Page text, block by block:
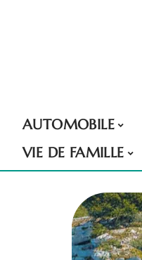
AUTOMOBILE
VIE DE FAMILLE